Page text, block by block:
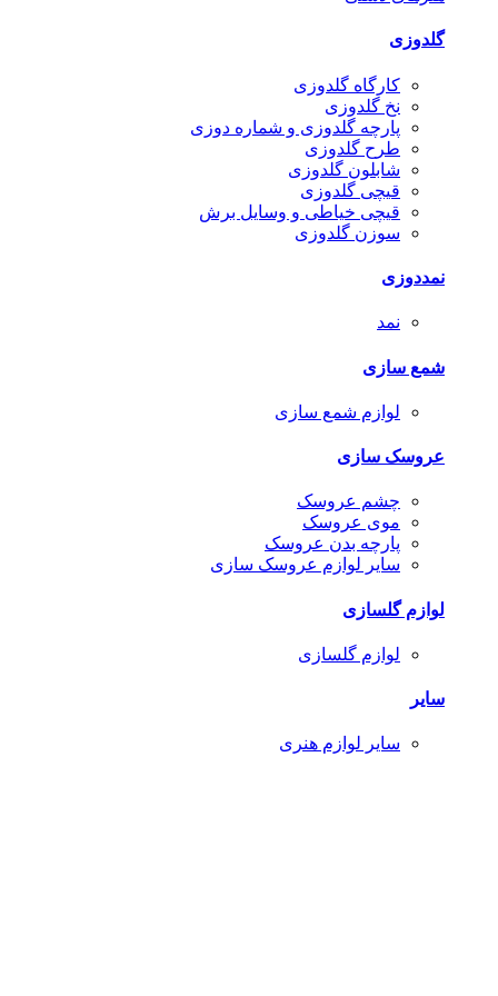
گلدوزی
کارگاه گلدوزی
نخ گلدوزی
پارچه گلدوزی و شماره دوزی
طرح گلدوزی
شابلون گلدوزی
قیچی گلدوزی
قیچی خیاطی و وسایل برش
سوزن گلدوزی
نمددوزی
نمد
شمع سازی
لوازم شمع سازی
عروسک سازی
چشم عروسک
موی عروسک
پارچه بدن عروسک
سایر لوازم عروسک سازی
لوازم گلسازی
لوازم گلسازی
سایر
سایر لوازم هنری